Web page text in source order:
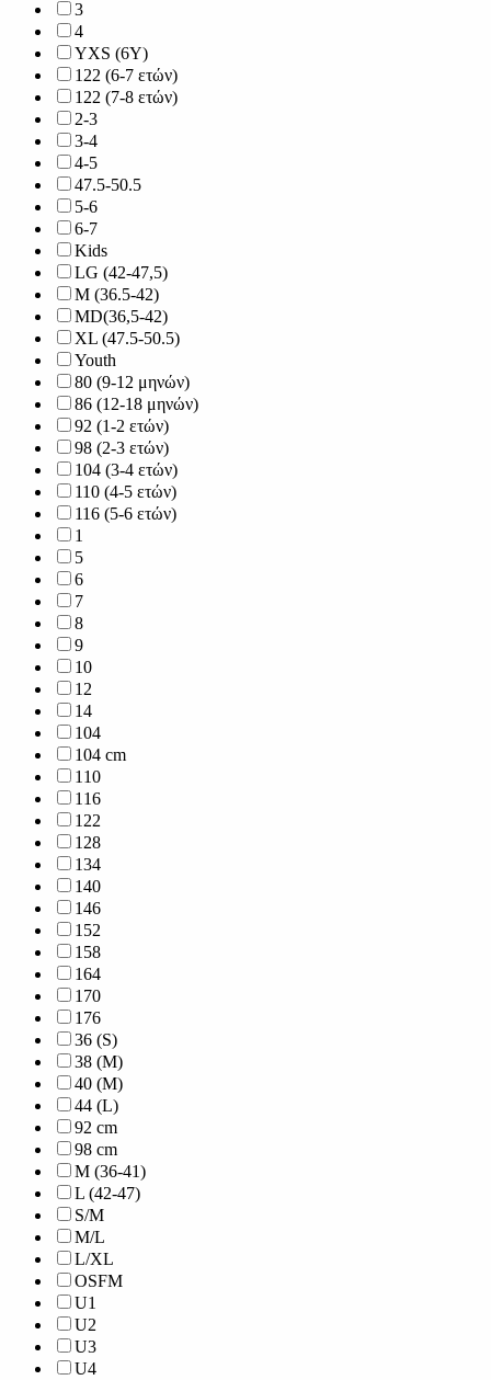
3
4
YXS (6Y)
122 (6-7 ετών)
122 (7-8 ετών)
2-3
3-4
4-5
47.5-50.5
5-6
6-7
Kids
LG (42-47,5)
M (36.5-42)
MD(36,5-42)
XL (47.5-50.5)
Youth
80 (9-12 μηνών)
86 (12-18 μηνών)
92 (1-2 ετών)
98 (2-3 ετών)
104 (3-4 ετών)
110 (4-5 ετών)
116 (5-6 ετών)
1
5
6
7
8
9
10
12
14
104
104 cm
110
116
122
128
134
140
146
152
158
164
170
176
36 (S)
38 (M)
40 (M)
44 (L)
92 cm
98 cm
M (36-41)
L (42-47)
S/M
M/L
L/XL
OSFM
U1
U2
U3
U4